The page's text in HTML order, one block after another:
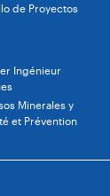
de Proyectos
Ingénieur
Minerales y
et Prévention